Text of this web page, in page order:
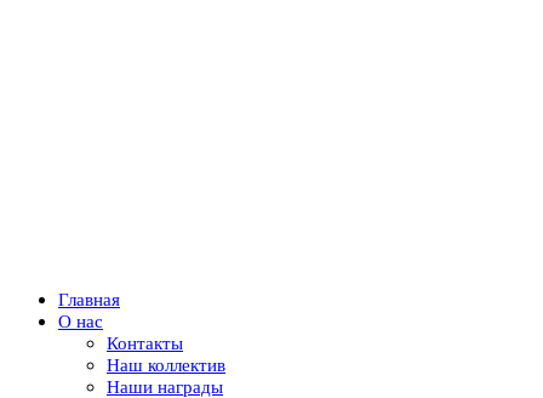
Главная
О нас
Контакты
Наш коллектив
Наши награды